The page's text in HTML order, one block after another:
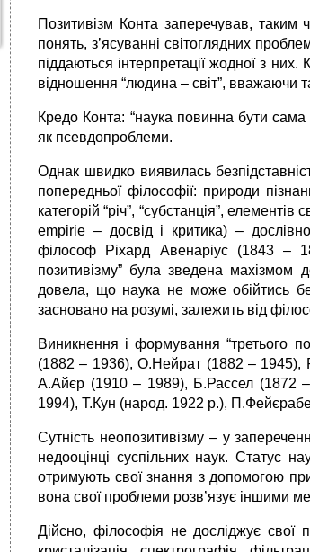
Позитивізм Конта заперечував, таким
понять, з’ясуванні світоглядних
піддаються інтерпретації жодної з
відношення “людина – світ”, вважаючи
Кредо Конта: “наука повинна бути сама
як псевдопроблеми.
Однак швидко виявилась
попередньої філософії: природи
категорій “річ”, “субстанція”,
empirie – досвід і критика) –
філософ Ріхард Авенаріус (1843 –
позитивізму” була зведена махізмом
довела, що наука не може обійтись
засновано на розумі, залежить від
Виникнення і формування “третього
(1882 – 1936), О.Нейрат (1882 – 1945),
А.Айєр (1910 – 1989), Б.Рассел (1872 –
1994), Т.Кун (народ. 1922 р.),
Сутність неопозитивізму – у
недооцінці суспільних наук. Статус
отримують свої знання з допомогою
вона свої проблеми розв’язує іншими
Дійсно, філософія не досліджує свої